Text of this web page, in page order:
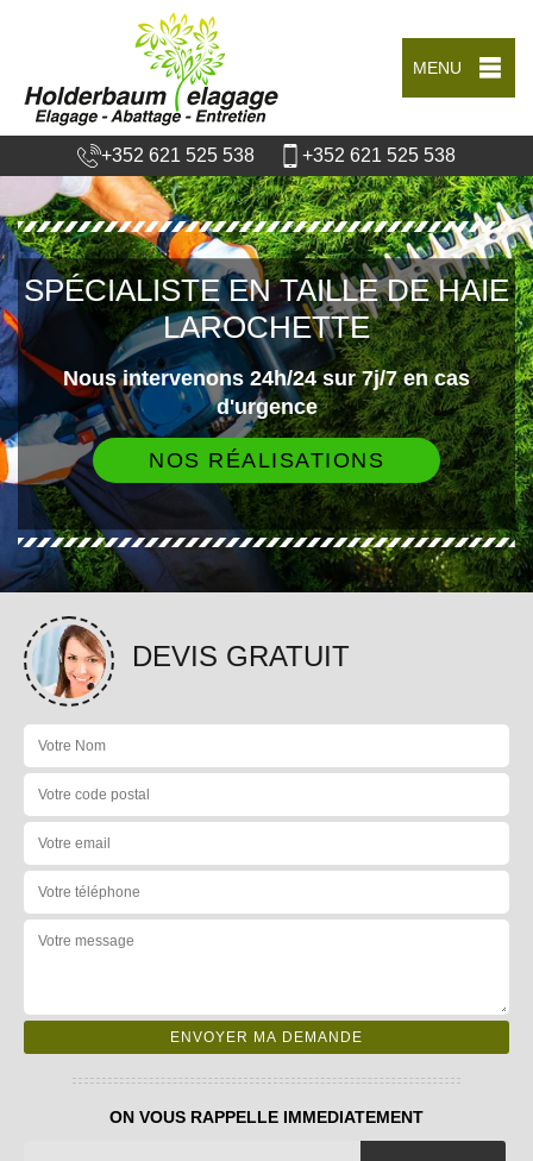
MENU
+352 621 525 538 +352 621 525 538
SPÉCIALISTE EN TAILLE DE HAIE
LAROCHETTE
Nous intervenons 24h/24 sur 7j/7 en cas
d'urgence
NOS RÉALISATIONS
DEVIS GRATUIT
ON VOUS RAPPELLE IMMEDIATEMENT